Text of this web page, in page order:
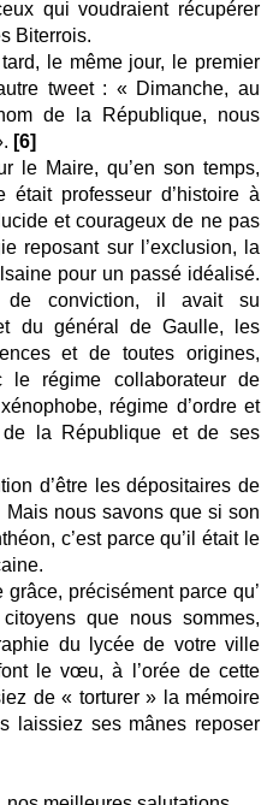
qui voudraient récupérer
Biterrois.
le même jour, le premier
tweet : « Dimanche, au
de la République, nous
[6]
le Maire, qu’en son temps,
professeur d’histoire à
et courageux de ne pas
reposant sur l’exclusion, la
pour un passé idéalisé.
de conviction, il avait su
du général de Gaulle, les
et de toutes origines,
le régime collaborateur de
régime d’ordre et
de la République et de ses
d’être les dépositaires de
nous savons que si son
c’est parce qu’il était le
précisément parce qu’
que nous sommes,
du lycée de votre ville
le vœu, à l’orée de cette
de « torturer » la mémoire
laissiez ses mânes reposer